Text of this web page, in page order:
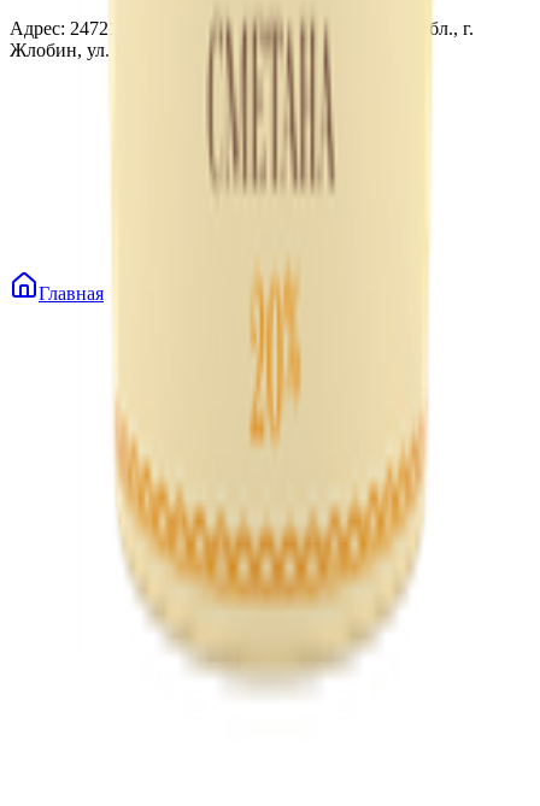
Адрес: 247210, Республика Беларусь, Гомельская обл., г.
Жлобин, ул. Козлова 2-А
Главная